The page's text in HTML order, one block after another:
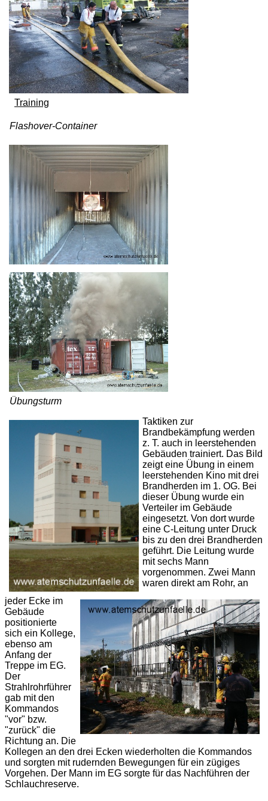
Training
Flashover-Container
Übungsturm
Taktiken zur
Brandbekämpfung werden
z. T. auch in leerstehenden
Gebäuden trainiert. Das Bild
zeigt eine Übung in einem
leerstehenden Kino mit drei
Brandherden im 1. OG. Bei
dieser Übung wurde ein
Verteiler im Gebäude
eingesetzt. Von dort wurde
eine C-Leitung unter Druck
bis zu den drei Brandherden
geführt. Die Leitung wurde
mit sechs Mann
vorgenommen. Zwei Mann
waren direkt am Rohr, an
jeder Ecke im
Gebäude
positionierte
sich ein Kollege,
ebenso am
Anfang der
Treppe im EG.
Der
Strahlrohrführer
gab mit den
Kommandos
"vor" bzw.
"zurück" die
Richtung an. Die
Kollegen an den drei Ecken wiederholten die Kommandos
und sorgten mit rudernden Bewegungen für ein zügiges
Vorgehen. Der Mann im EG sorgte für das Nachführen der
Schlauchreserve.